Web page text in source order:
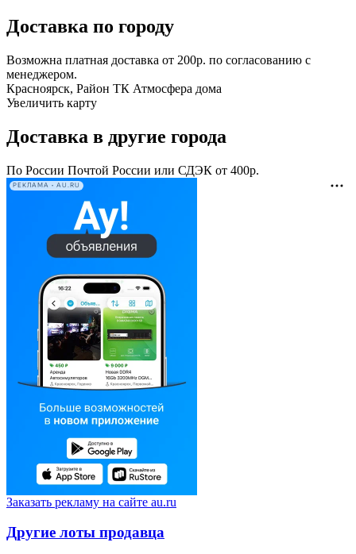
Доставка по городу
Возможна платная доставка от 200р. по согласованию с
менеджером.
Красноярск, Район ТК Атмосфера дома
Увеличить карту
Доставка в другие города
По России Почтой России или СДЭК от 400р.
РЕКЛАМА • AU.RU
Заказать рекламу на сайте au.ru
Другие лоты продавца